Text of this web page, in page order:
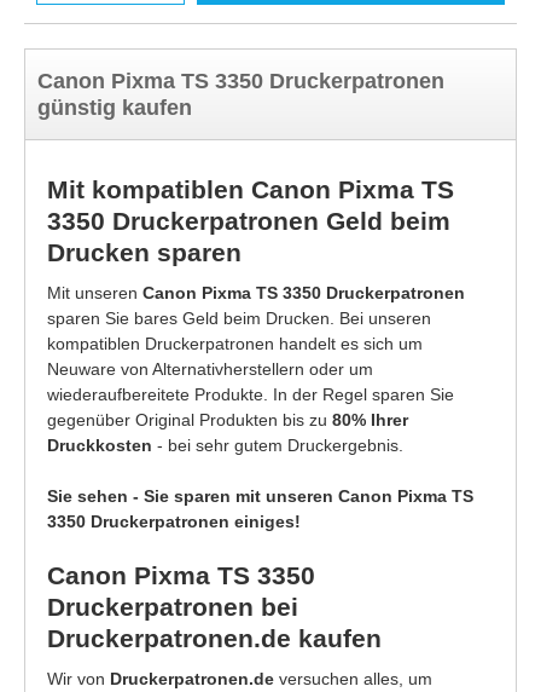
Canon Pixma TS 3350 Druckerpatronen
günstig kaufen
Mit kompatiblen Canon Pixma TS
3350 Druckerpatronen Geld beim
Drucken sparen
Mit unseren Canon Pixma TS 3350 Druckerpatronen
sparen Sie bares Geld beim Drucken. Bei unseren
kompatiblen Druckerpatronen handelt es sich um
Neuware von Alternativherstellern oder um
wiederaufbereitete Produkte. In der Regel sparen Sie
gegenüber Original Produkten bis zu 80% Ihrer
Druckkosten - bei sehr gutem Druckergebnis.
Sie sehen - Sie sparen mit unseren Canon Pixma TS
3350 Druckerpatronen einiges!
Canon Pixma TS 3350
Druckerpatronen bei
Druckerpatronen.de kaufen
Wir von Druckerpatronen.de versuchen alles, um